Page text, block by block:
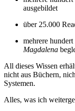
ausgebildet
über 25.000
mehrere
Magdalena
All dieses Wissen
nicht aus Büchern,
Systemen.
Alles, was ich